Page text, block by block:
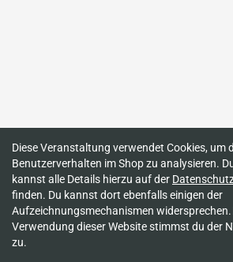
Diese Veranstaltung verwendet Cookies, um
Benutzerverhalten im Shop zu analysieren.
kannst alle Details hierzu auf der
finden. Du kannst dort ebenfalls einigen der
Aufzeichnungsmechanismen
Verwendung dieser Website stimmst du der
zu.